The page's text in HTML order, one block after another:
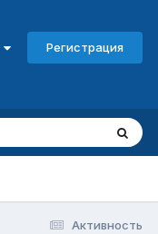
Регистрация
Активность